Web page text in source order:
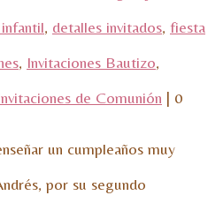
, detalles invitados, fiesta
, Invitaciones Bautizo,
de Comunión | 0
un cumpleaños muy
por su segundo